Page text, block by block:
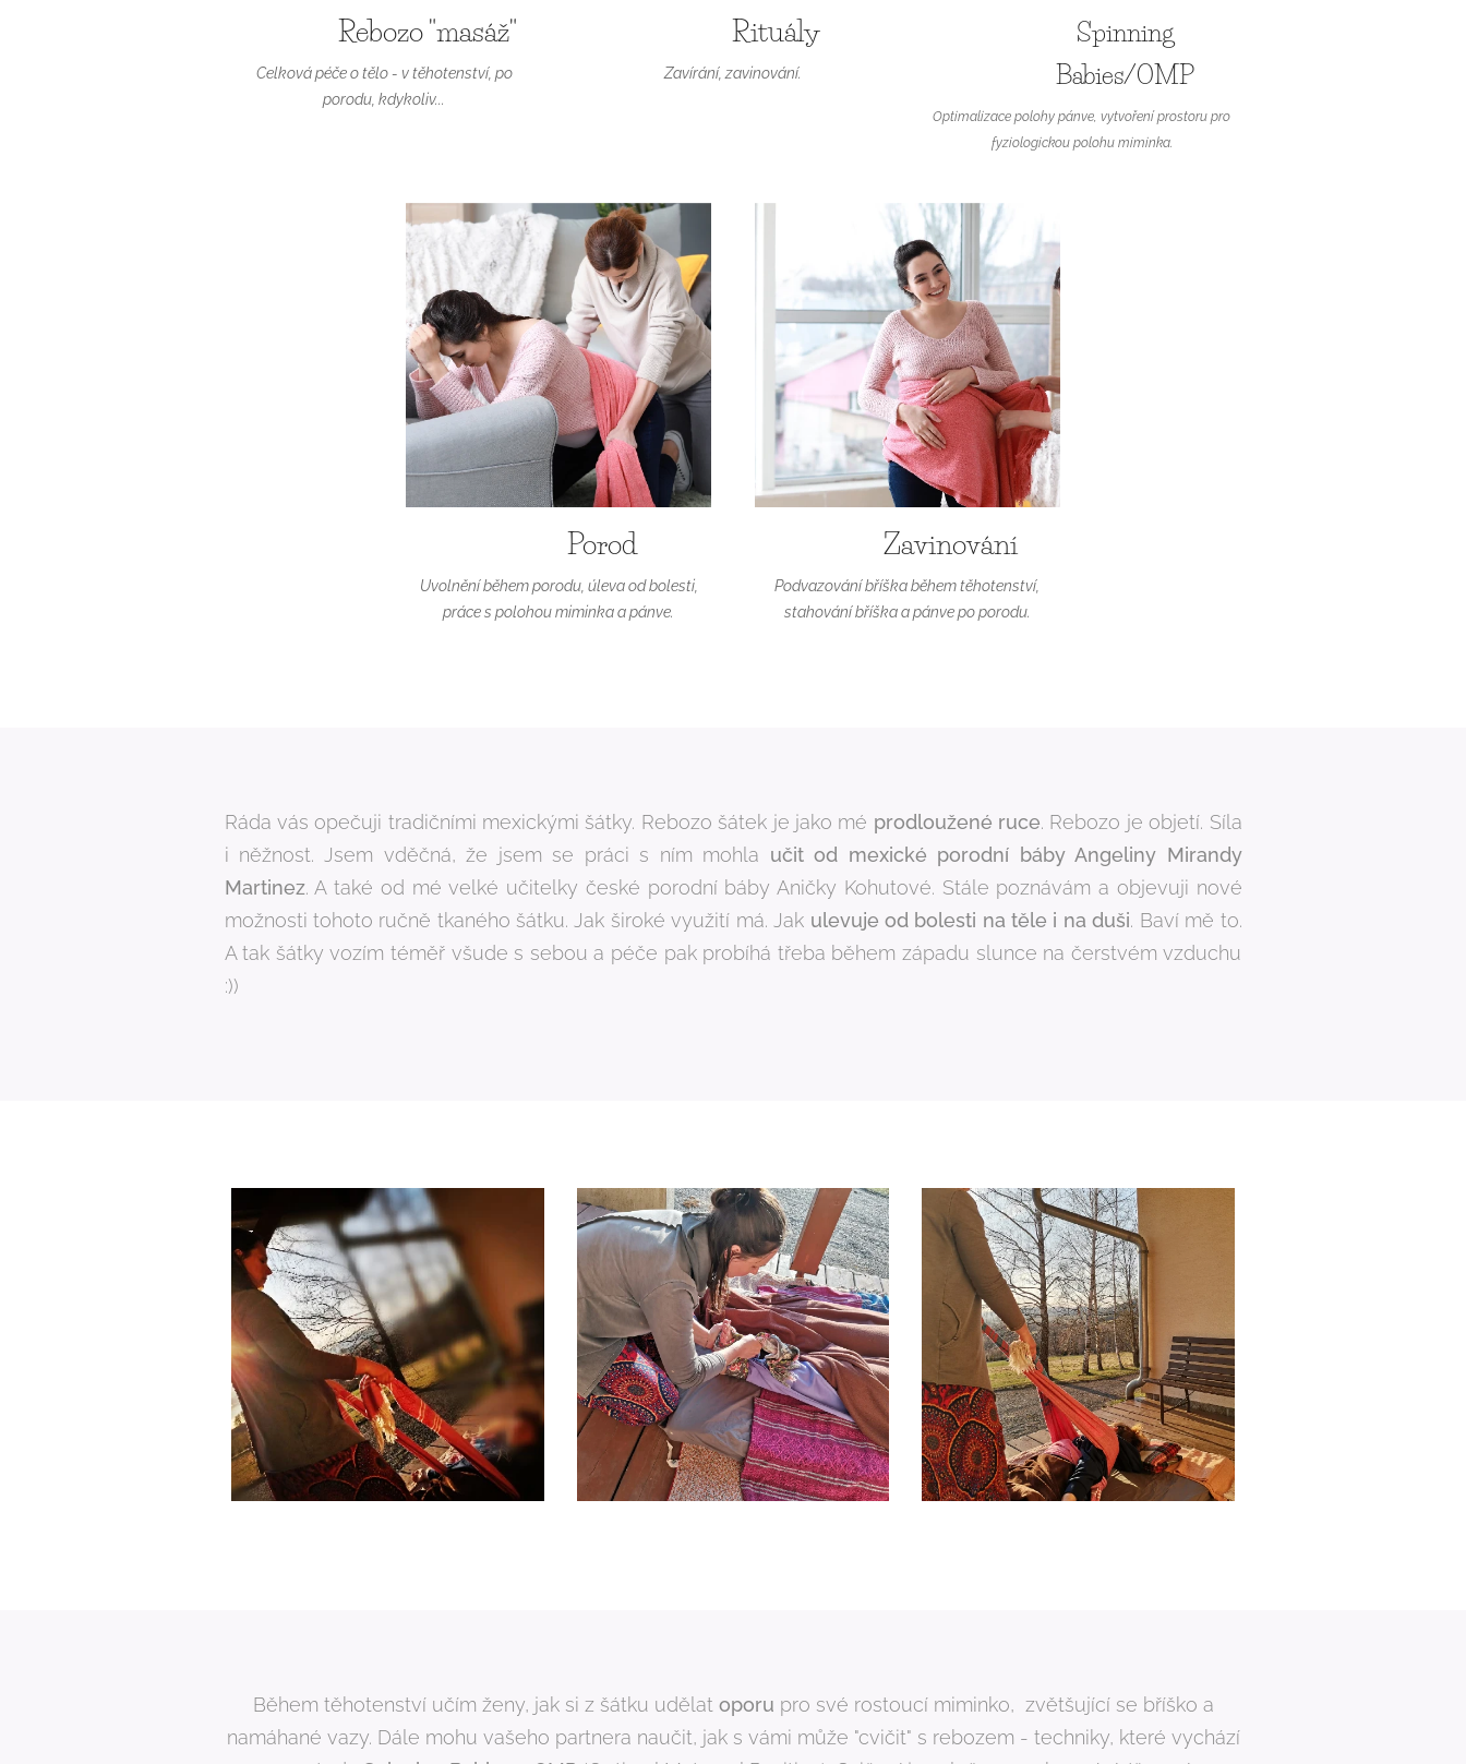
Rebozo "masáž"
Celková péče o tělo - v těhotenství, po
porodu, kdykoliv...
Rituály
Zavírání, zavinování.
Spinning
Babies/OMP
Optimalizace polohy pánve, vytvoření prostoru pro
fyziologickou polohu miminka.
Porod
Uvolnění během porodu, úleva od bolesti,
práce s polohou miminka a pánve.
Zavinování
Podvazování bříška během těhotenství,
stahování bříška a pánve po porodu.
Ráda vás opečuji tradičními mexickými šátky. Rebozo šátek je jako mé prodloužené ruce. Rebozo je objetí. Síla
i něžnost. Jsem vděčná, že jsem se práci s ním mohla učit od mexické porodní báby Angeliny Mirandy
Martinez. A také od mé velké učitelky české porodní báby Aničky Kohutové. Stále poznávám a objevuji nové
možnosti tohoto ručně tkaného šátku. Jak široké využití má. Jak ulevuje od bolesti na těle i na duši. Baví mě to.
A tak šátky vozím téměř všude s sebou a péče pak probíhá třeba během západu slunce na čerstvém vzduchu
:))
Během těhotenství učím ženy, jak si z šátku udělat oporu pro své rostoucí miminko, zvětšující se bříško a
namáhané vazy. Dále mohu vašeho partnera naučit, jak s vámi může "cvičit" s rebozem - techniky, které vychází